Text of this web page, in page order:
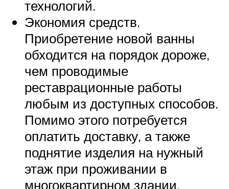
технологий.
Экономия средств.
Приобретение новой ванны
обходится на порядок дороже,
чем проводимые
реставрационные работы
любым из доступных способов.
Помимо этого потребуется
оплатить доставку, а также
поднятие изделия на нужный
этаж при проживании в
многоквартирном здании.